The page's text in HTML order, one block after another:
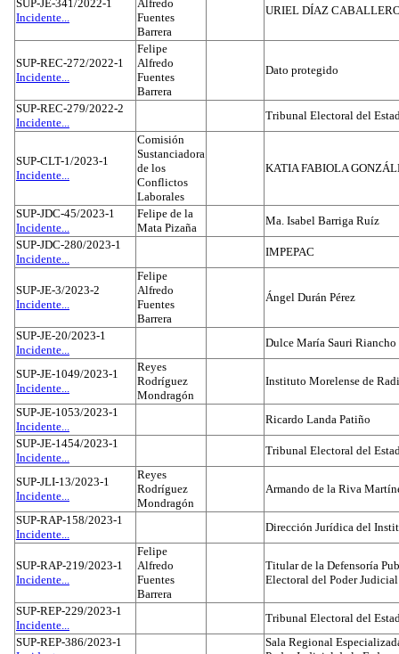
SUP-JE-341/2022-1
Incidente...
Alfredo
Fuentes
Barrera
URIEL DÍAZ
SUP-REC-272/2022-1
Incidente...
Felipe
Alfredo
Fuentes
Barrera
Dato protegido
SUP-REC-279/2022-2
Incidente...
Tribunal Electoral del
SUP-CLT-1/2023-1
Incidente...
Comisión
Sustanciadora
de los
Conflictos
Laborales
KATIA FABIOLA
SUP-JDC-45/2023-1
Incidente...
Felipe de la
Mata Pizaña
Ma. Isabel Barriga Ruíz
SUP-JDC-280/2023-1
Incidente...
IMPEPAC
SUP-JE-3/2023-2
Incidente...
Felipe
Alfredo
Fuentes
Barrera
Ángel Durán Pérez
SUP-JE-20/2023-1
Incidente...
Dulce María Sauri
SUP-JE-1049/2023-1
Incidente...
Reyes
Rodríguez
Mondragón
Instituto Morelense de
SUP-JE-1053/2023-1
Incidente...
Ricardo Landa Patiño
SUP-JE-1454/2023-1
Incidente...
Tribunal Electoral del
SUP-JLI-13/2023-1
Incidente...
Reyes
Rodríguez
Mondragón
Armando de la Riva
SUP-RAP-158/2023-1
Incidente...
Dirección Jurídica del
SUP-RAP-219/2023-1
Incidente...
Felipe
Alfredo
Fuentes
Barrera
Titular de la Defensoría
Electoral del Poder
SUP-REP-229/2023-1
Incidente...
Tribunal Electoral del
SUP-REP-386/2023-1
Sala Regional